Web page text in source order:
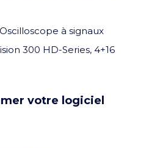
à signaux
300 HD-Series, 4+16
votre logiciel